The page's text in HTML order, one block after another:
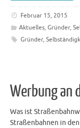
Februar 15, 2015
Aktuelles, Gründer,
Gründer,
Werbung an
Was ist
Straßenbahnen in